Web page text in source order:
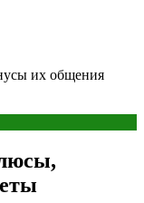
их общения